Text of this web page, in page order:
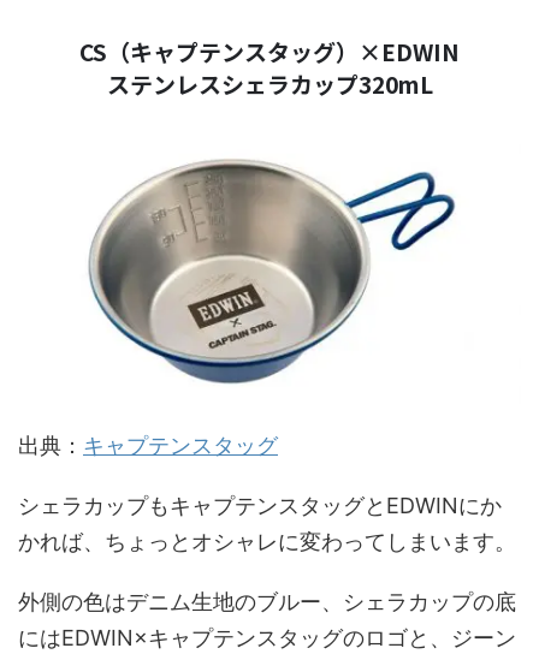
CS（キャプテンスタッグ）×EDWIN
ステンレスシェラカップ320mL
出典： キャプテンスタッグ
シェラカップもキャプテンスタッグとEDWINにか
かれば、ちょっとオシャレに変わってしまいます。
外側の色はデニム生地のブルー、シェラカップの底
にはEDWIN×キャプテンスタッグのロゴと、ジーン